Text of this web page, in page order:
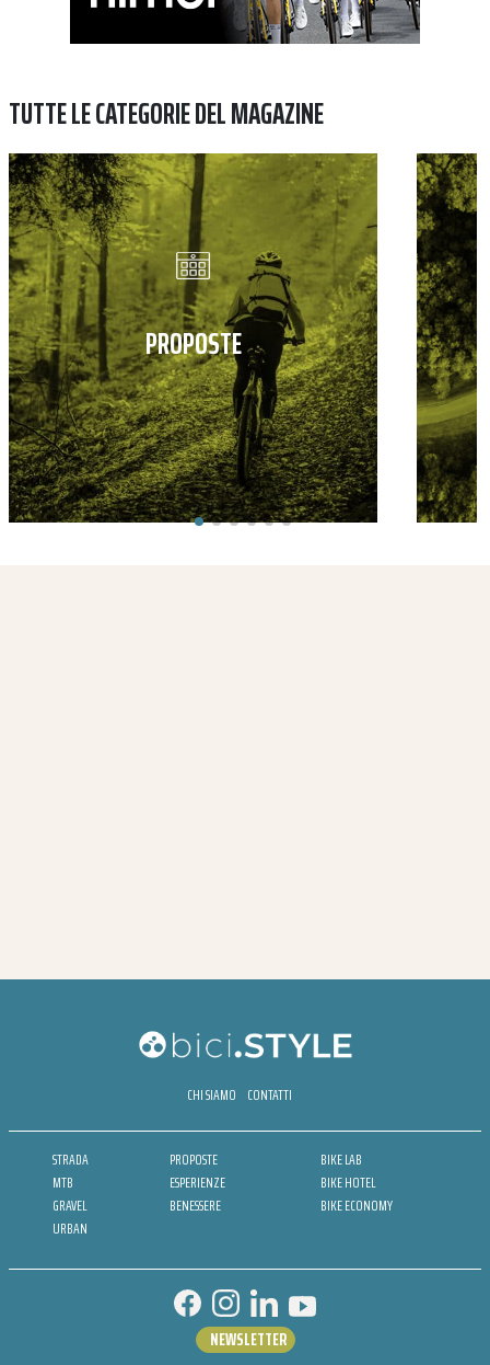
TUTTE LE CATEGORIE DEL MAGAZINE
PROPOSTE
CHI SIAMO CONTATTI
STRADA
MTB
GRAVEL
URBAN
PROPOSTE
ESPERIENZE
BENESSERE
BIKE LAB
BIKE HOTEL
BIKE ECONOMY
NEWSLETTER